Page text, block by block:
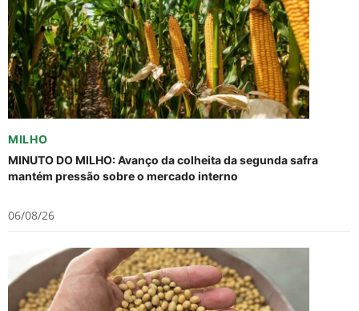
MILHO
MINUTO DO MILHO: Avanço da colheita da segunda safra
mantém pressão sobre o mercado interno
06/08/26